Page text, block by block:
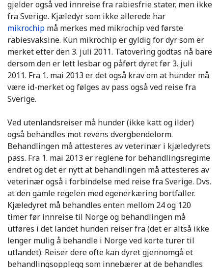
gjelder også ved innreise fra rabiesfrie stater, men ikke
fra Sverige. Kjæledyr som ikke allerede har
mikrochip må merkes med mikrochip ved første
rabiesvaksine. Kun mikrochip er gyldig for dyr som er
merket etter den 3. juli 2011. Tatovering godtas nå bare
dersom den er lett lesbar og påført dyret før 3. juli
2011. Fra 1. mai 2013 er det også krav om at hunder må
være id-merket og følges av pass også ved reise fra
Sverige.
Ved utenlandsreiser må hunder (ikke katt og ilder)
også behandles mot revens dvergbendelorm.
Behandlingen må attesteres av veterinær i kjæledyrets
pass. Fra 1. mai 2013 er reglene for behandlingsregime
endret og det er nytt at behandlingen må attesteres av
veterinær også i forbindelse med reise fra Sverige. Dvs.
at den gamle regelen med egenerkæring bortfaller.
Kjæledyret må behandles enten mellom 24 og 120
timer før innreise til Norge og behandlingen må
utføres i det landet hunden reiser fra (det er altså ikke
lenger mulig å behandle i Norge ved korte turer til
utlandet). Reiser dere ofte kan dyret gjennomgå et
behandlingsopplegg som innebærer at de behandles